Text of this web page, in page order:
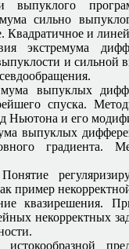
выпуклого
сильно
Квадратичное и
экстремума
и сильной
выпуклых
спуска.
Ньютона и его
выпуклых
градиента.
пример
квазирешения.
некорректных